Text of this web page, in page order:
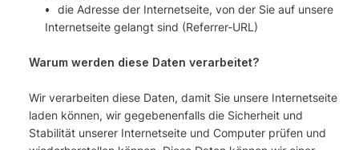
die Adresse der Internetseite, von der Sie auf unsere
Internetseite gelangt sind (Referrer-URL)
Warum werden diese Daten verarbeitet?
Wir verarbeiten diese Daten, damit Sie unsere Internetseite
laden können, wir gegebenenfalls die Sicherheit und
Stabilität unserer Internetseite und Computer prüfen und